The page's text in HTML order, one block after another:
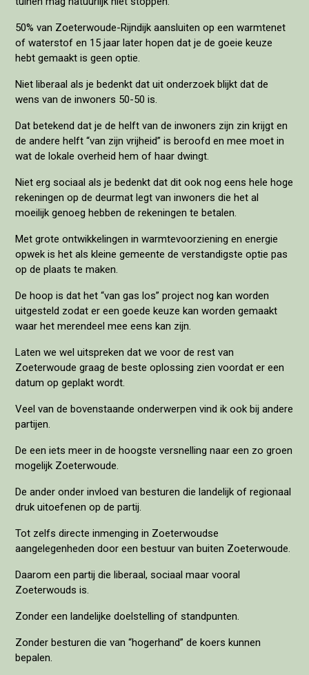
50% van Zoeterwoude-Rijndijk aansluiten op een warmtenet
of waterstof en 15 jaar later hopen dat je de goeie keuze
hebt gemaakt is geen optie.
Niet liberaal als je bedenkt dat uit onderzoek blijkt dat de
wens van de inwoners 50-50 is.
Dat betekend dat je de helft van de inwoners zijn zin krijgt en
de andere helft “van zijn vrijheid” is beroofd en mee moet in
wat de lokale overheid hem of haar dwingt.
Niet erg sociaal als je bedenkt dat dit ook nog eens hele hoge
rekeningen op de deurmat legt van inwoners die het al
moeilijk genoeg hebben de rekeningen te betalen.
Met grote ontwikkelingen in warmtevoorziening en energie
opwek is het als kleine gemeente de verstandigste optie pas
op de plaats te maken.
De hoop is dat het “van gas los” project nog kan worden
uitgesteld zodat er een goede keuze kan worden gemaakt
waar het merendeel mee eens kan zijn.
Laten we wel uitspreken dat we voor de rest van
Zoeterwoude graag de beste oplossing zien voordat er een
datum op geplakt wordt.
Veel van de bovenstaande onderwerpen vind ik ook bij andere
partijen.
De een iets meer in de hoogste versnelling naar een zo groen
mogelijk Zoeterwoude.
De ander onder invloed van besturen die landelijk of regionaal
druk uitoefenen op de partij.
Tot zelfs directe inmenging in Zoeterwoudse
aangelegenheden door een bestuur van buiten Zoeterwoude.
Daarom een partij die liberaal, sociaal maar vooral
Zoeterwouds is.
Zonder een landelijke doelstelling of standpunten.
Zonder besturen die van “hogerhand” de koers kunnen
bepalen.